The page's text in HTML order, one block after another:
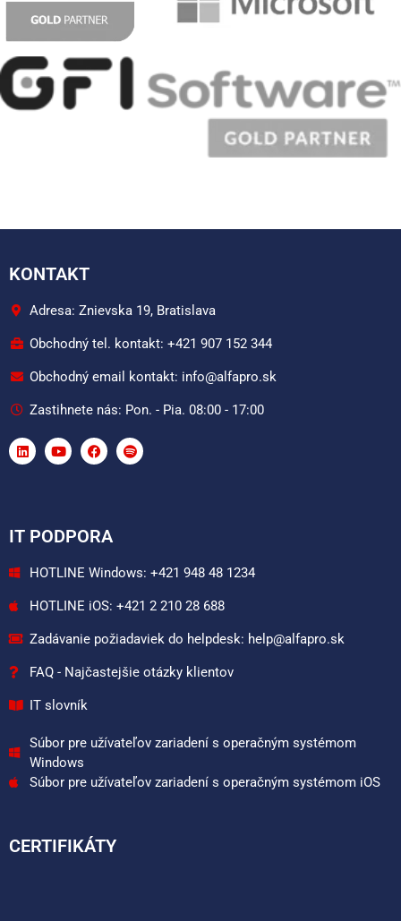
KONTAKT
Adresa: Znievska 19, Bratislava
Obchodný tel. kontakt: +421 907 152 344
Obchodný email kontakt: info@alfapro.sk
Zastihnete nás: Pon. - Pia. 08:00 - 17:00
IT PODPORA
HOTLINE Windows: +421 948 48 1234
HOTLINE iOS: +421 2 210 28 688
Zadávanie požiadaviek do helpdesk: help@alfapro.sk
FAQ - Najčastejšie otázky klientov
IT slovník
Súbor pre užívateľov zariadení s operačným systémom
Windows
Súbor pre užívateľov zariadení s operačným systémom iOS
CERTIFIKÁTY